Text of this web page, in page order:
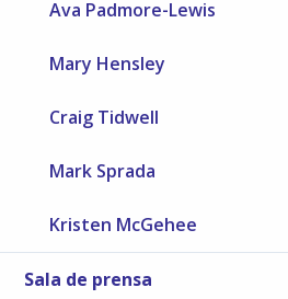
Ava Padmore-Lewis
Mary Hensley
Craig Tidwell
Mark Sprada
Kristen McGehee
Sala de prensa